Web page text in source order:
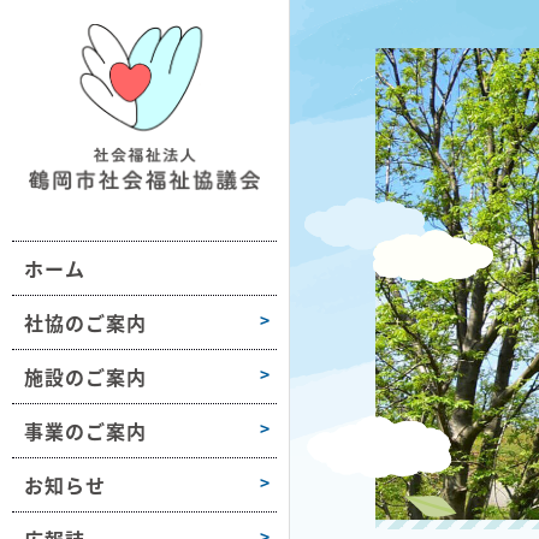
ホーム
社協のご案内
社協について
織図・沿革
施設のご案内
1学区
3学区
4学区
5学区
山
浦
事業のご案内
域の福祉活動支援
ランティア活動支援
齢者や障害のある方への支援
護保険サービス
がい福祉サービス
金活動
お知らせ
業所情報
種様式
ラセンだより